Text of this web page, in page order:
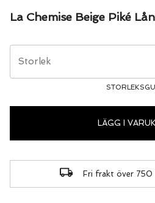
La Chemise Beige Piké
Storlek
LÄGG I
Fri frakt över 750